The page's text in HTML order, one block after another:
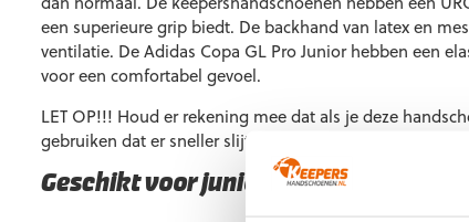
een superieure grip biedt. De backhand van latex en
ventilatie. De Adidas Copa GL Pro Junior hebben een
voor een comfortabel gevoel.
LET OP!!! Houd er rekening mee dat als je deze
gebruiken dat er sneller slijtage op kan treden.
Geschikt voor junioren